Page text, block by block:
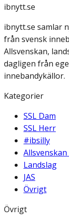
ibnytt.se
ibnytt.se samlar
från svensk
Allsvenskan,
dagligen från
innebandykällor.
Kategorier
SSL Dam
SSL Herr
#ibsilly
Landslag
JAS
Övrigt
Övrigt